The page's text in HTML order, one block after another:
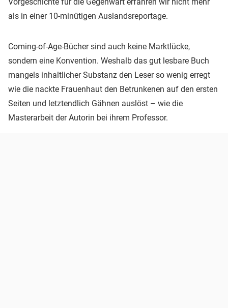
als in einer 10-minütigen Auslandsreportage.
Coming-of-Age-Bücher sind auch keine Marktlücke,
sondern eine Konvention. Weshalb das gut lesbare Buch
mangels inhaltlicher Substanz den Leser so wenig erregt
wie die nackte Frauenhaut den Betrunkenen auf den ersten
Seiten und letztendlich Gähnen auslöst – wie die
Masterarbeit der Autorin bei ihrem Professor.